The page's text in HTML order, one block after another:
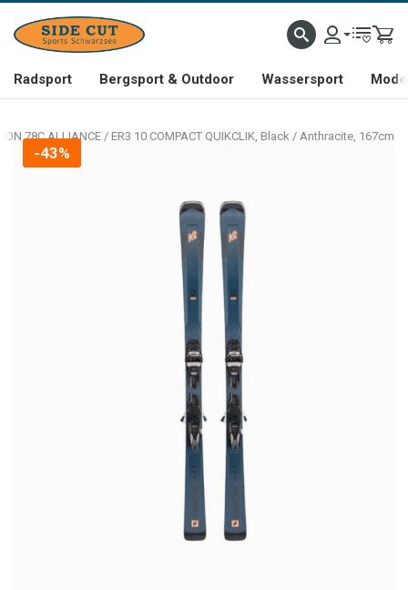
Radsport Bergsport & Outdoor Wassersport
78C ALLIANCE / ER3 10 COMPACT QUIKCLIK, Black / Anthracite, 167cm
-43%